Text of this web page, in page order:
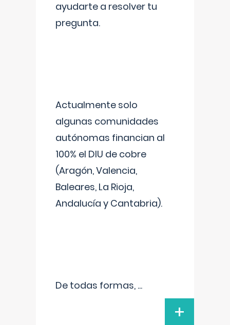
ayudarte a resolver tu
pregunta.
Actualmente solo
algunas comunidades
autónomas financian al
100% el DIU de cobre
(Aragón, Valencia,
Baleares, La Rioja,
Andalucía y Cantabria).
De todas formas, ...
+